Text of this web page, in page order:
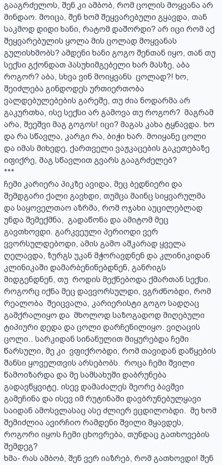
გააგრძელოს, შენ კი ამბობ, რომ ცოლის მოყვანა არ
მინდაო. მოიცა, შენ ხომ შეყვარებული გყავდა, თან
საკმოდ დიდი ხანი, რატომ დაშორდი? არ იცი რომ აქ
შეყვარებულის ყოლა მის ცოლად მოყვანას
გულისხმობს? ამდენი ხანი გოგო შენთან იყო, თან თუ
სექსი გქონდათ პასუხიმგებელი ხარ მასზე, აბა
როგორ? აბა, სხვა ვინ მოიყვანს  ცოლად?! ხო,
შეიძლება გინდოდეს ურთიერთობა
ვალდებულებების გარეშე, თუ ძია ნოდარმა არ
გაკურთხა, ისე სექსი არ გამოვა თუ როგორ?  მაგრამ
არა, შეეშვი მაგ გოგოს! იცი? მაგას კახა ტყნავდა. ხო
და რა სწავლა, კარგი რა, ბიჭი ხარ. მოიყანე ცოლი
და იმას მიხედე, ქართველი ვაჟკაცების გაკეთებაზე
იფიქრე, მაგ სწავლით გვარს გააგრძელებ?
***
ჩემი კარიერა პიკზე ავიდა, მეც ბედნიერი და
შემდგარი ქალი გავხდი, თუმცა მაინც სიყვარულმა
და საყოველთაო აზრმა, რომ ოჯახი აუცილებლად
უნდა შემექმნა,  გადაწონა და ამიტომ მეც
გავთხოვდი. გარკვეული პერიოდი ვერ
ვვორსულდებოდი, ამის გამო აშკარად ყველა
ღელავდა, ზურგს უკან მჭორავდნენ და კლინიკიდან
კლინიკაში დამარბენინებდნენ, განრიგს
მიდგენდნენ, თუ  როდის მექნებოდა ქმართან სექსი.
როგორც იქნა მეც დავვორსულდი, ვგრძნობდი, რომ
რეალობა  შეიცვალა, კარიერისტი გოგო სადღაც
გამქრალიყო და  მხოლოდ საზოგადოდ მიღებული
ტიპიური დედა და ცოლი დარჩენილიყო. ვიღაცის
ცოლი.. სარკიდან სინანულით მიყურებდა ჩემი
წარსული, მე კი  ვფიქრობდი, რომ თავიდან დაწყების
შანსი ყოველთვის არსებობს.  როცა ჩემი შვილი
წამოიზარდა და მე სამსახუში დაბრუნება
გადავწყვიტე, ისევ დამაძალეს მეორე ბავშვი
გამეჩინა და ისევ იმ რუტინაში დავბრუნებულყავი
საიდან ამოსვლასაც ასე ძლიერ ვცდილობდი.  მე ხომ
შემიძლია ავირჩიო რამდენი შვილი მყავდეს,
როგორი იყოს ჩემი ცხოვრება, თუნდაც გათხოვების
შემდეგ?
ხმა- რას ამბობ, შენ ვერ იაზრებ, რომ გათხოვდი! შენ